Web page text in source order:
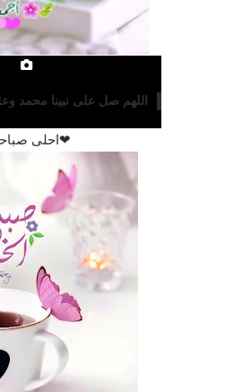
اللهم صل على نبينا محمد
❤احلى